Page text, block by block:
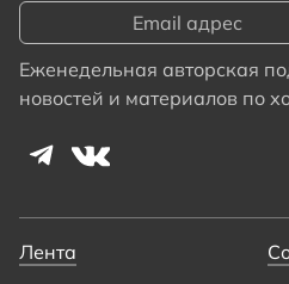
Еженедельная авторская
новостей и материалов по
Лента